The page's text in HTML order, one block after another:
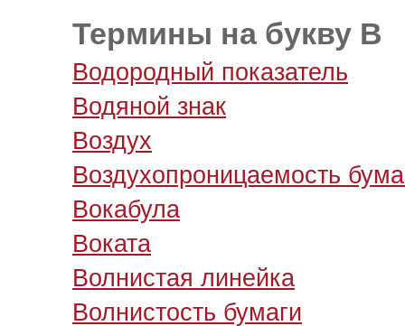
Термины на букву В
Водородный показатель
Водяной знак
Воздух
Воздухопроницаемость
Вокабула
Воката
Волнистая линейка
Волнистость бумаги